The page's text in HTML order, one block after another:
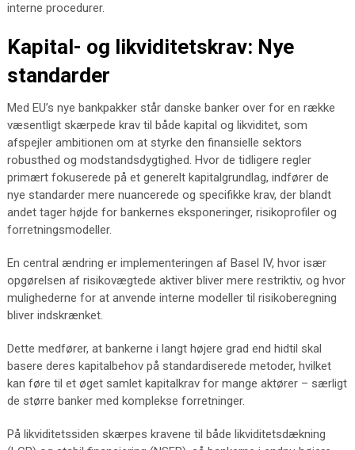
interne procedurer.
Kapital- og likviditetskrav: Nye
standarder
Med EU’s nye bankpakker står danske banker over for en række
væsentligt skærpede krav til både kapital og likviditet, som
afspejler ambitionen om at styrke den finansielle sektors
robusthed og modstandsdygtighed. Hvor de tidligere regler
primært fokuserede på et generelt kapitalgrundlag, indfører de
nye standarder mere nuancerede og specifikke krav, der blandt
andet tager højde for bankernes eksponeringer, risikoprofiler og
forretningsmodeller.
En central ændring er implementeringen af Basel IV, hvor især
opgørelsen af risikovægtede aktiver bliver mere restriktiv, og hvor
mulighederne for at anvende interne modeller til risikoberegning
bliver indskrænket.
Dette medfører, at bankerne i langt højere grad end hidtil skal
basere deres kapitalbehov på standardiserede metoder, hvilket
kan føre til et øget samlet kapitalkrav for mange aktører – særligt
de større banker med komplekse forretninger.
På likviditetssiden skærpes kravene til både likviditetsdækning